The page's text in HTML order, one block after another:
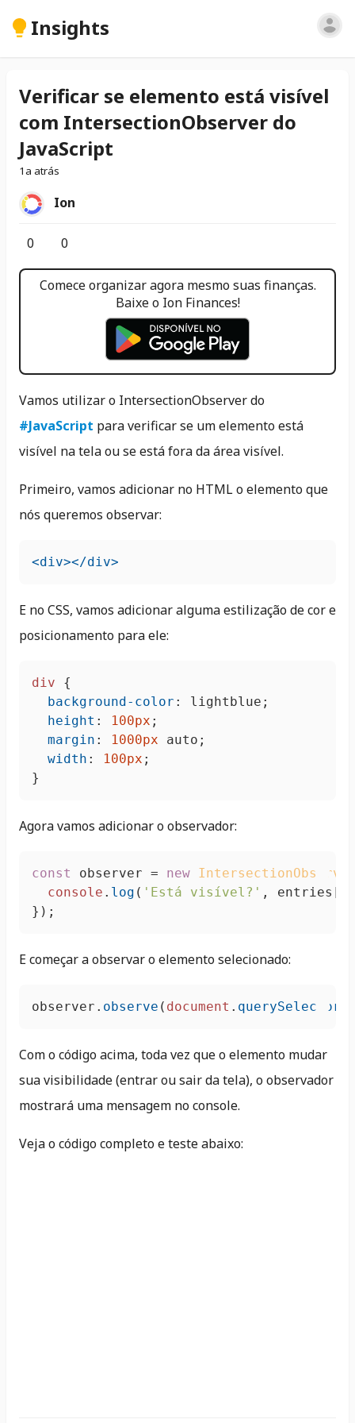
Insights
Verificar se elemento está visível
com IntersectionObserver do
JavaScript
1a atrás
Ion
0 0
Comece organizar agora mesmo suas finanças.
Baixe o Ion Finances!
Vamos utilizar o IntersectionObserver do
#JavaScript para verificar se um elemento está
visível na tela ou se está fora da área visível.
Primeiro, vamos adicionar no HTML o elemento que
nós queremos observar:
<div></div>
E no CSS, vamos adicionar alguma estilização de cor e
posicionamento para ele:
div {
background-color : lightblue;
height : 100px ;
margin : 1000px auto;
width : 100px ;
}
Agora vamos adicionar o observador:
const observer = new
console . log ( 'Está visível?' , entries[
});
E começar a observar o elemento selecionado:
observer. observe ( document . querySelector
Com o código acima, toda vez que o elemento mudar
sua visibilidade (entrar ou sair da tela), o observador
mostrará uma mensagem no console.
Veja o código completo e teste abaixo: